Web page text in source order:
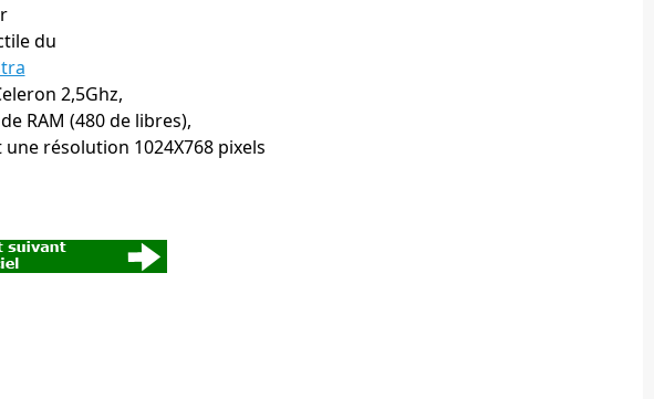
du
2,5Ghz,
RAM (480 de libres),
résolution 1024X768 pixels